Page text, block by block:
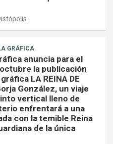
GRÁFICA
anuncia para el
la publicación
LA REINA DE
González, un viaje
vertical lleno de
enfrentará a una
con la temible Reina
de la única